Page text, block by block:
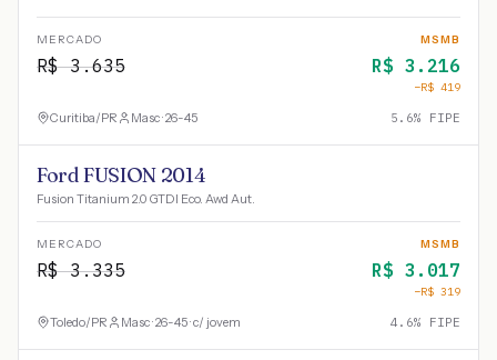
MERCADO
R$3.635
MSMB
R$ 3.216
−R$ 419
Curitiba/PR Masc · 26-45 5.6% FIPE
Ford FUSION 2014
Fusion Titanium 2.0 GTDI Eco. Awd Aut.
MERCADO
R$3.335
MSMB
R$ 3.017
−R$ 319
Toledo/PR Masc · 26-45 · c/ jovem 4.6% FIPE